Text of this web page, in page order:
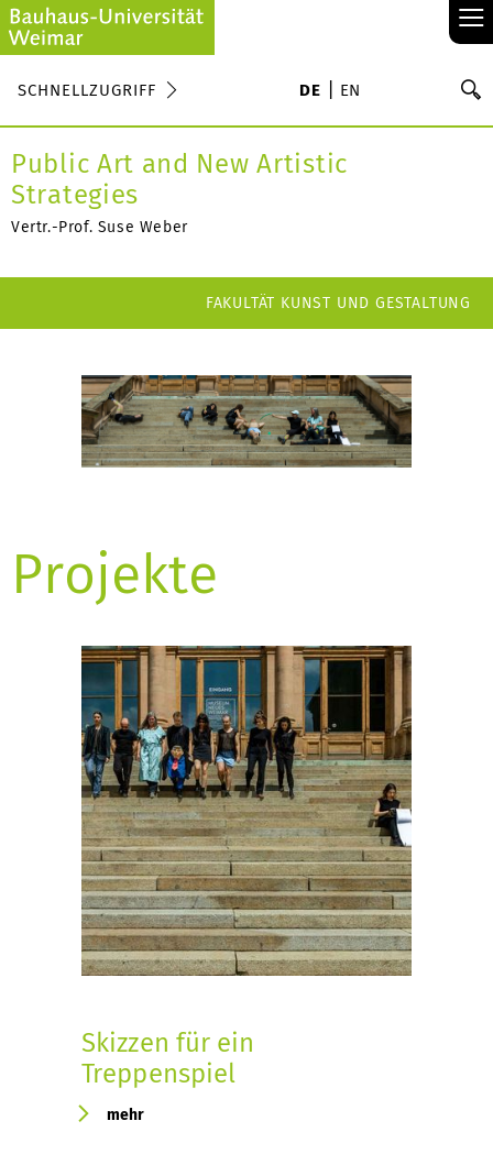
≡
SCHNELLZUGRIFF DE EN
Public Art and New Artistic
Strategies
Vertr.-Prof. Suse Weber
FAKULTÄT KUNST UND GESTALTUNG
Projekte
Skizzen für ein
Treppenspiel
mehr